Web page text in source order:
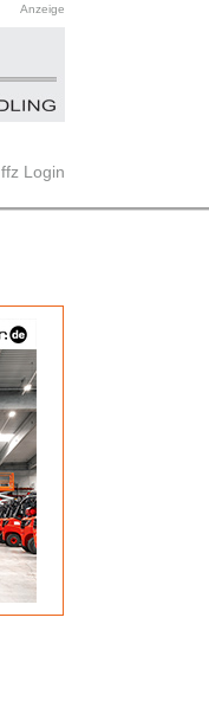
Anzeige
ffz Login